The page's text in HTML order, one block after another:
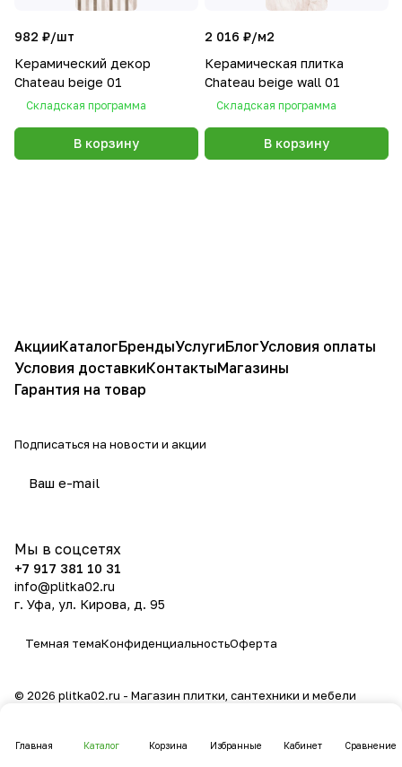
982 ₽/шт
Керамический декор
Chateau beige 01
Складская программа
В корзину
2 016 ₽/м2
Керамическая плитка
Chateau beige wall 01
Складская программа
В корзину
Главная Каталог Корзина Избранные Кабинет Сравнение
АкцииКаталогБрендыУслугиБлогУсловия оплаты
Условия доставкиКонтактыМагазины
Гарантия на товар
Подписаться на новости и акции
Мы в соцсетях
+7 917 381 10 31
info@plitka02.ru
г. Уфа, ул. Кирова, д. 95
Темная темаКонфиденциальностьОферта
© 2026 plitka02.ru - Магазин плитки, сантехники и мебели